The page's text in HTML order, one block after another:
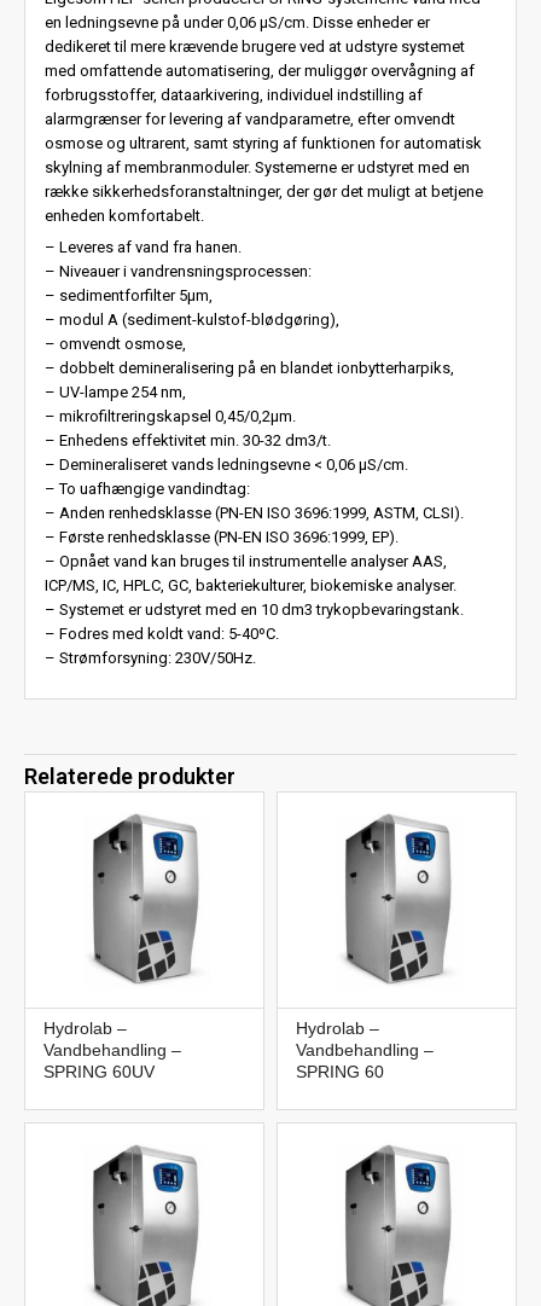
en ledningsevne på under 0,06 µS/cm. Disse enheder er
dedikeret til mere krævende brugere ved at udstyre systemet
med omfattende automatisering, der muliggør overvågning af
forbrugsstoffer, dataarkivering, individuel indstilling af
alarmgrænser for levering af vandparametre, efter omvendt
osmose og ultrarent, samt styring af funktionen for automatisk
skylning af membranmoduler. Systemerne er udstyret med en
række sikkerhedsforanstaltninger, der gør det muligt at betjene
enheden komfortabelt.
– Leveres af vand fra hanen.
– Niveauer i vandrensningsprocessen:
– sedimentforfilter 5µm,
– modul A (sediment-kulstof-blødgøring),
– omvendt osmose,
– dobbelt demineralisering på en blandet ionbytterharpiks,
– UV-lampe 254 nm,
– mikrofiltreringskapsel 0,45/0,2μm.
– Enhedens effektivitet min. 30-32 dm3/t.
– Demineraliseret vands ledningsevne < 0,06 μS/cm.
– To uafhængige vandindtag:
– Anden renhedsklasse (PN-EN ISO 3696:1999, ASTM, CLSI).
– Første renhedsklasse (PN-EN ISO 3696:1999, EP).
– Opnået vand kan bruges til instrumentelle analyser AAS,
ICP/MS, IC, HPLC, GC, bakteriekulturer, biokemiske analyser.
– Systemet er udstyret med en 10 dm3 trykopbevaringstank.
– Fodres med koldt vand: 5-40ºC.
– Strømforsyning: 230V/50Hz.
Relaterede produkter
Hydrolab –
Vandbehandling –
SPRING 60UV
Hydrolab –
Vandbehandling –
SPRING 60